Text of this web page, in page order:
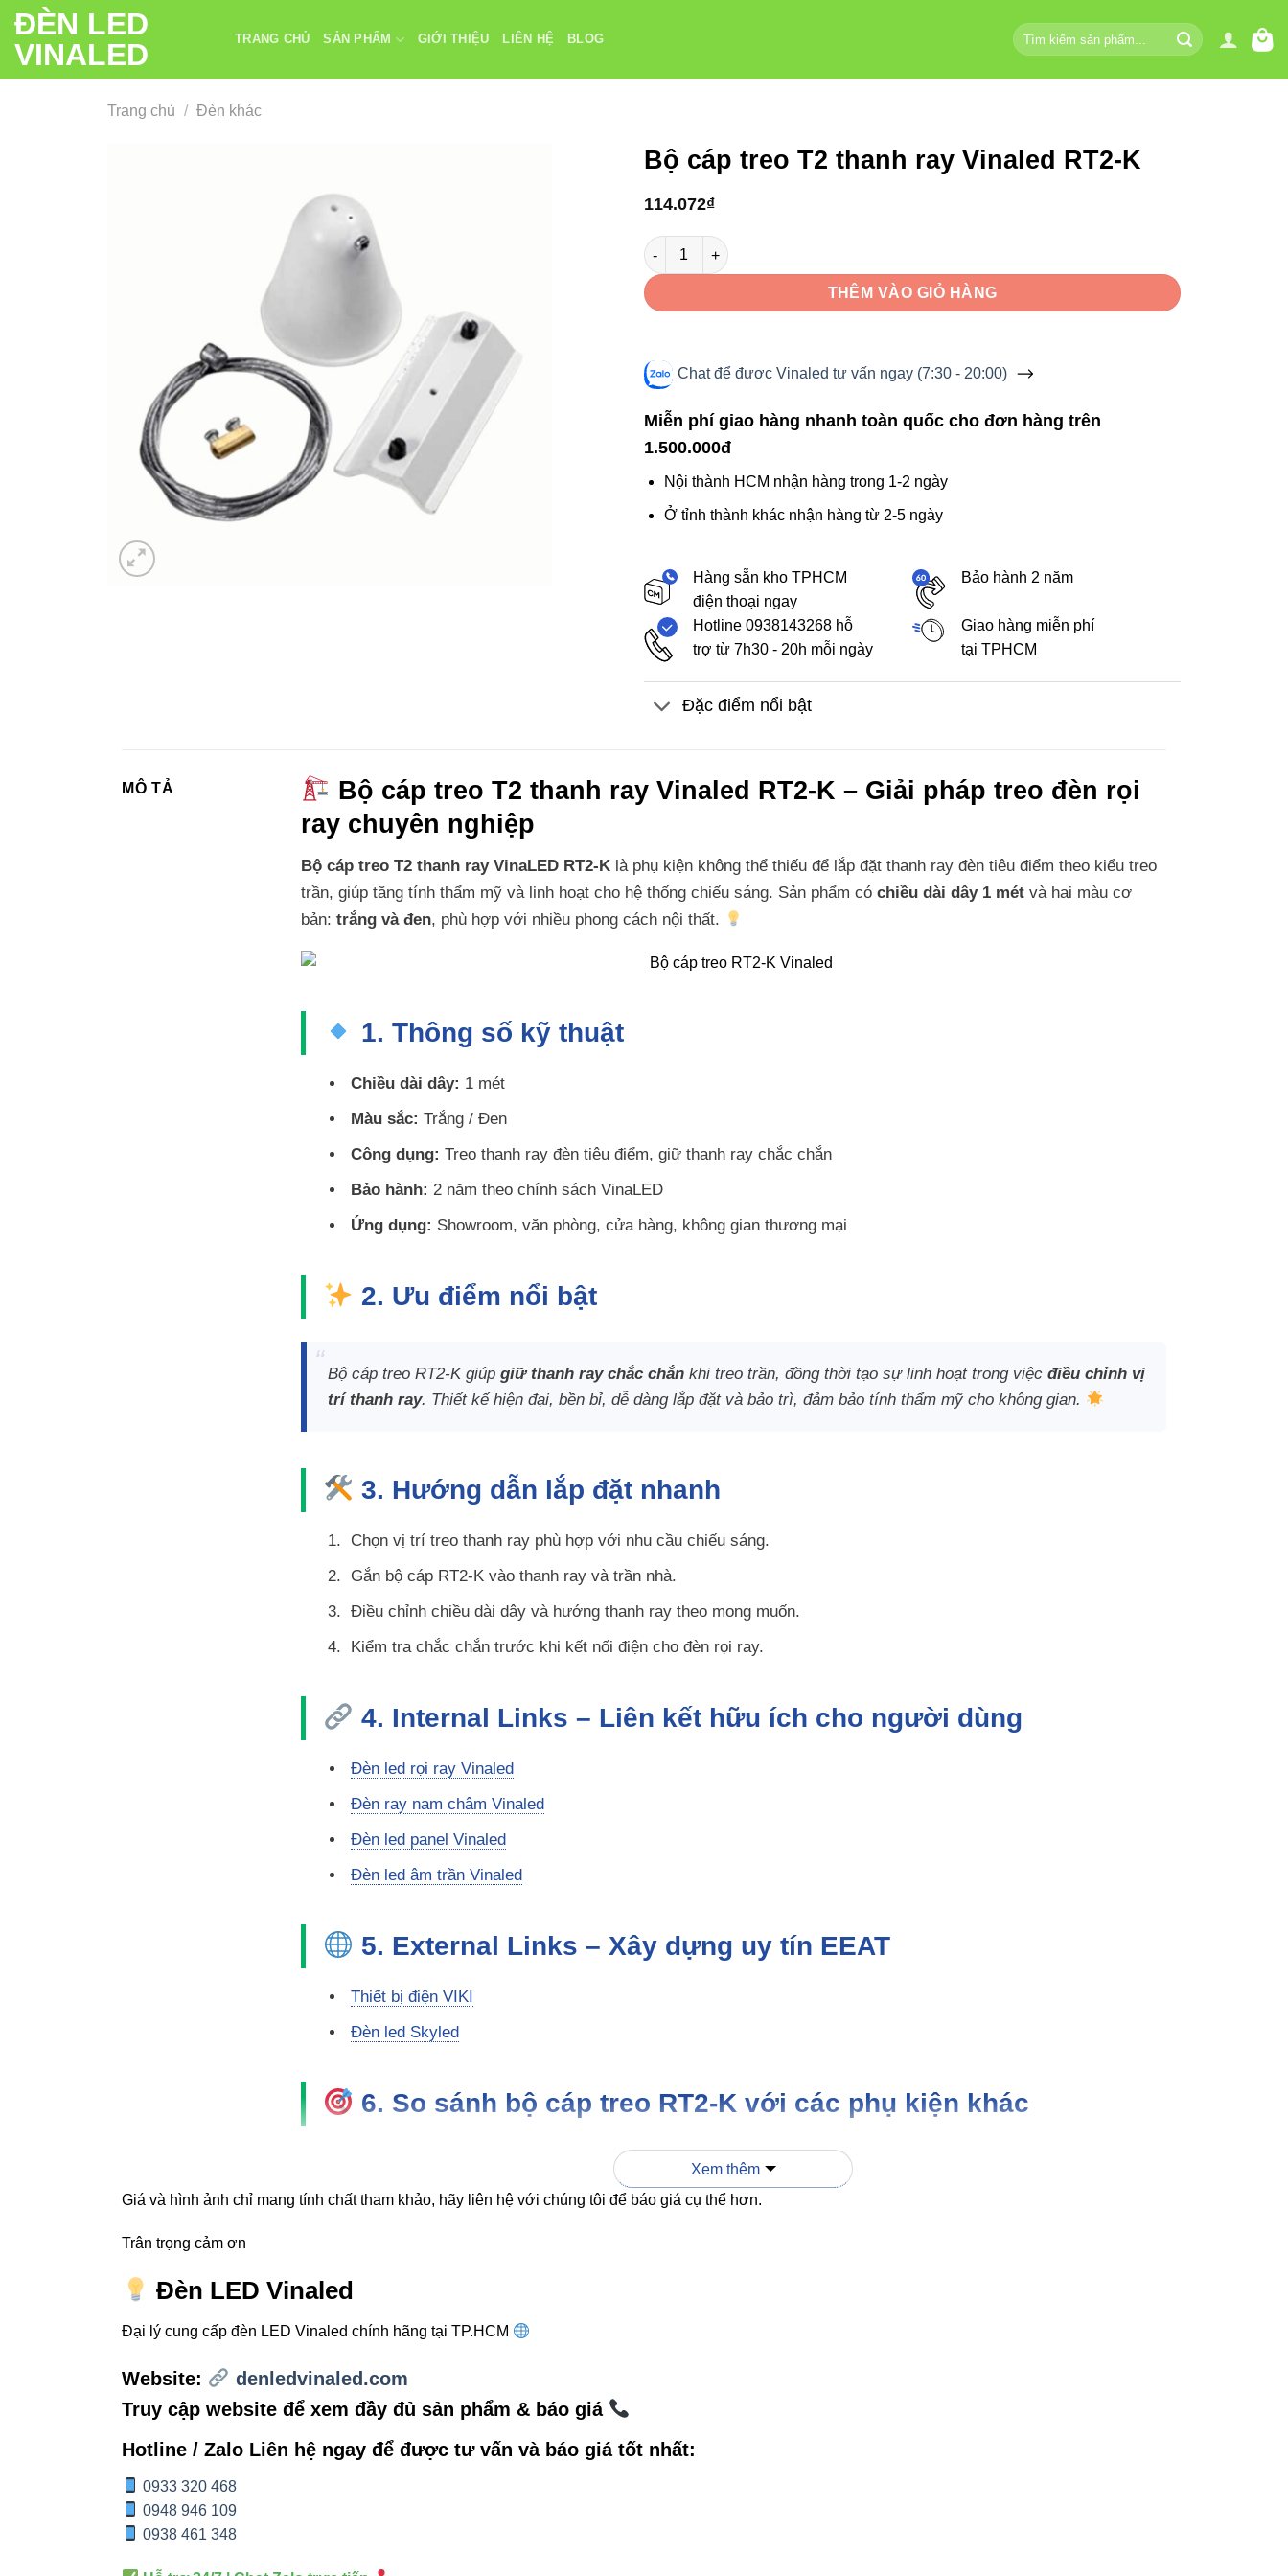
Chuyển
đến
nội
dung
ĐÈN LED
VINALED
TRANG CHỦ SẢN PHẨM GIỚI THIỆU LIÊN HỆ BLOG
Tìm
kiếm:
Trang chủ / Đèn khác
Bộ cáp treo T2 thanh ray Vinaled RT2-K
114.072₫
Bộ cáp treo T2 thanh ray Vinaled RT2-K số lượng
THÊM VÀO GIỎ HÀNG
Chat để được Vinaled tư vấn ngay (7:30 - 20:00)
Miễn phí giao hàng nhanh toàn quốc cho đơn hàng trên
1.500.000đ
Nội thành HCM nhận hàng trong 1-2 ngày
Ở tỉnh thành khác nhận hàng từ 2-5 ngày
Hàng sẵn kho TPHCM
điện thoại ngay
Bảo hành 2 năm
Hotline 0938143268 hỗ
trợ từ 7h30 - 20h mỗi ngày
Giao hàng miễn phí
tại TPHCM
Đặc điểm nổi bật
MÔ TẢ
Bộ cáp treo T2 thanh ray Vinaled RT2-K – Giải pháp treo đèn rọi
ray chuyên nghiệp
Bộ cáp treo T2 thanh ray VinaLED RT2-Klà phụ kiện không thể thiếu để lắp đặt thanh ray đèn tiêu điểm theo kiểu treo
trần, giúp tăng tính thẩm mỹ và linh hoạt cho hệ thống chiếu sáng. Sản phẩm có chiều dài dây 1 métvà hai màu cơ
bản: trắng và đen, phù hợp với nhiều phong cách nội thất.
1. Thông số kỹ thuật
Chiều dài dây: 1 mét
Màu sắc: Trắng / Đen
Công dụng: Treo thanh ray đèn tiêu điểm, giữ thanh ray chắc chắn
Bảo hành: 2 năm theo chính sách VinaLED
Ứng dụng: Showroom, văn phòng, cửa hàng, không gian thương mại
2. Ưu điểm nổi bật
Bộ cáp treo RT2-K giúp giữ thanh ray chắc chắnkhi treo trần, đồng thời tạo sự linh hoạt trong việc điều chỉnh vị
trí thanh ray. Thiết kế hiện đại, bền bỉ, dễ dàng lắp đặt và bảo trì, đảm bảo tính thẩm mỹ cho không gian.
3. Hướng dẫn lắp đặt nhanh
Chọn vị trí treo thanh ray phù hợp với nhu cầu chiếu sáng.
Gắn bộ cáp RT2-K vào thanh ray và trần nhà.
Điều chỉnh chiều dài dây và hướng thanh ray theo mong muốn.
Kiểm tra chắc chắn trước khi kết nối điện cho đèn rọi ray.
4. Internal Links – Liên kết hữu ích cho người dùng
Đèn led rọi ray Vinaled
Đèn ray nam châm Vinaled
Đèn led panel Vinaled
Đèn led âm trần Vinaled
5. External Links – Xây dựng uy tín EEAT
Thiết bị điện VIKI
Đèn led Skyled
6. So sánh bộ cáp treo RT2-K với các phụ kiện khác
RT1-K RT3-K
Công dụng Treo thanh ray
Bảo hành
7. Liên hệ mua hàng
Xem thêm
Giá và hình ảnh chỉ mang tính chất tham khảo, hãy liên hệ với chúng tôi để báo giá cụ thể hơn.
Trân trọng cảm ơn
Đèn LED Vinaled
Đại lý cung cấp đèn LED Vinaled chính hãng tại TP.HCM
Website:
denledvinaled.com
Truy cập website để xem đầy đủ sản phẩm & báo giá
Hotline / Zalo Liên hệ ngay để được tư vấn và báo giá tốt nhất:
0933 320 468
0948 946 109
0938 461 348